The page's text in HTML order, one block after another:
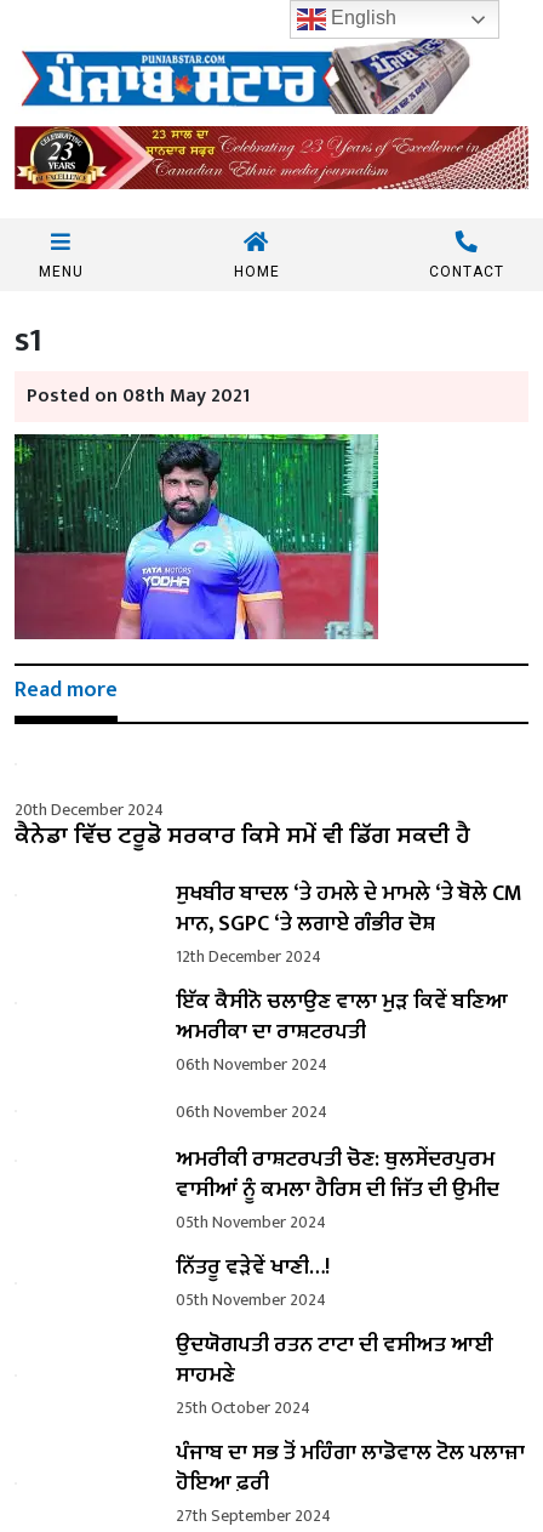
MENU HOME CONTACT
s1
Posted on 08th May 2021
Read more
20th December 2024
ਕੈਨੇਡਾ ਵਿੱਚ ਟਰੂਡੋ ਸਰਕਾਰ ਕਿਸੇ ਸਮੇਂ ਵੀ ਡਿੱਗ ਸਕਦੀ ਹੈ
ਸੁਖਬੀਰ ਬਾਦਲ ‘ਤੇ ਹਮਲੇ ਦੇ ਮਾਮਲੇ ‘ਤੇ ਬੋਲੇ ​​CM
ਮਾਨ, SGPC ‘ਤੇ ਲਗਾਏ ਗੰਭੀਰ ਦੋਸ਼
12th December 2024
ਇੱਕ ਕੈਸੀਨੋ ਚਲਾਉਣ ਵਾਲਾ ਮੁੜ ਕਿਵੇਂ ਬਣਿਆ
ਅਮਰੀਕਾ ਦਾ ਰਾਸ਼ਟਰਪਤੀ
06th November 2024
06th November 2024
ਅਮਰੀਕੀ ਰਾਸ਼ਟਰਪਤੀ ਚੋਣ: ਥੁਲਸੇਂਦਰਪੁਰਮ
ਵਾਸੀਆਂ ਨੂੰ ਕਮਲਾ ਹੈਰਿਸ ਦੀ ਜਿੱਤ ਦੀ ਉਮੀਦ
05th November 2024
ਨਿੱਤਰੂ ਵੜੇਵੇਂ ਖਾਣੀ…!
05th November 2024
ਉਦਯੋਗਪਤੀ ਰਤਨ ਟਾਟਾ ਦੀ ਵਸੀਅਤ ਆਈ
ਸਾਹਮਣੇ
25th October 2024
ਪੰਜਾਬ ਦਾ ਸਭ ਤੋਂ ਮਹਿੰਗਾ ਲਾਡੋਵਾਲ ਟੋਲ ਪਲਾਜ਼ਾ
ਹੋਇਆ ਫ਼ਰੀ
27th September 2024
English